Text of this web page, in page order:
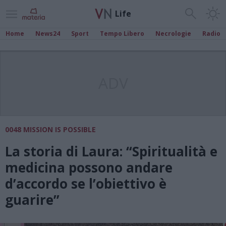
Life
Home News24 Sport Tempo Libero Necrologie Radio
0048 MISSION IS POSSIBLE
La storia di Laura: “Spiritualità e
medicina possono andare
d’accordo se l’obiettivo è
guarire”